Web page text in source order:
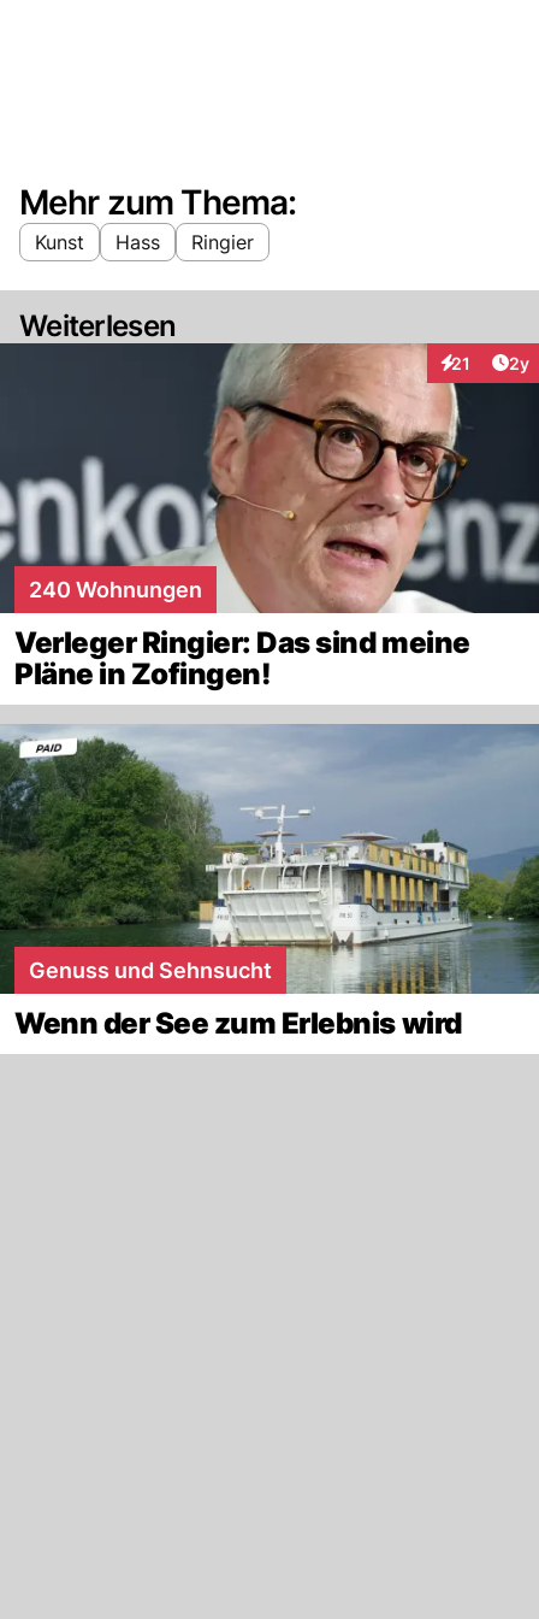
Mehr zum Thema:
Kunst Hass Ringier
Weiterlesen
21 2y
240 Wohnungen
Verleger Ringier: Das sind meine
Pläne in Zofingen!
Genuss und Sehnsucht
Wenn der See zum Erlebnis wird